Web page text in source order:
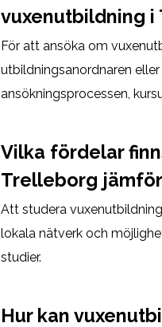
vuxenutbildning i
För att ansöka om
utbildningsanordnaren
ansökningsprocessen,
Vilka fördelar
Trelleborg
Att studera
lokala nätverk och
studier.
Hur kan